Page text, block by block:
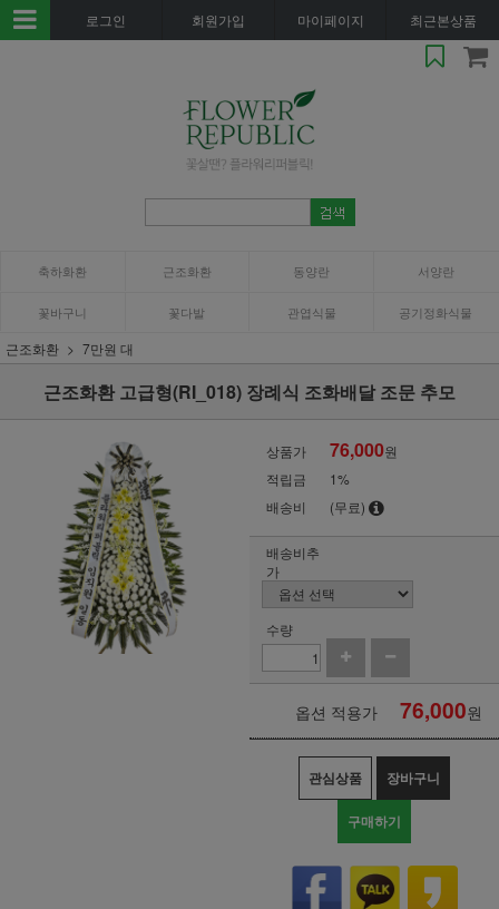
로그인 회원가입 마이페이지 최근본상품
축하화환 근조화환 동양란 서양란
꽃바구니 꽃다발 관엽식물 공기정화식물
근조화환 7만원 대
근조화환 고급형(RI_018) 장례식 조화배달 조문 추모
상품가 76,000원
적립금
1%
배송비
(무료)
배송비추
가
수량
옵션 적용가 76,000원
관심상품 장바구니
구매하기